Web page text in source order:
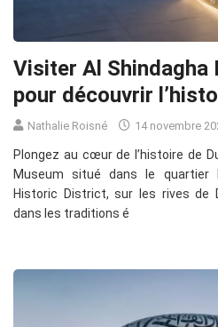
Visiter Al Shindagha
pour découvrir
Nathalie Roisné 14 novembre
Plongez au cœur de l’histoire de
Museum situé dans le quartier
Historic District, sur les rives de
dans les traditions é